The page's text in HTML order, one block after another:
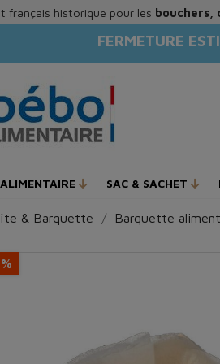
français historique pour les
FERMETURE
SAC & SACHET
& Barquette Barquette